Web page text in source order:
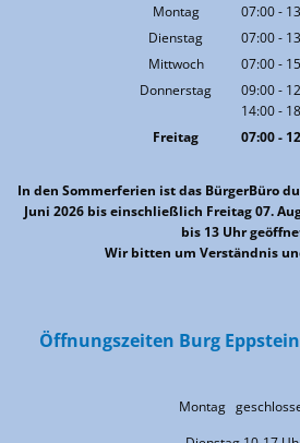
Montag 07:00-
Dienstag 07:00-
Mittwoch 07:00-
Donnerstag 09:00-
14:00-
Freitag 07:00-
In den Sommerferien ist das BürgerBüro
Juni 2026 bis einschließlich Freitag 07.
bis 13 Uhr
Wir bitten um Verständnis
Öffnungszeiten Burg Eppstein
Montag